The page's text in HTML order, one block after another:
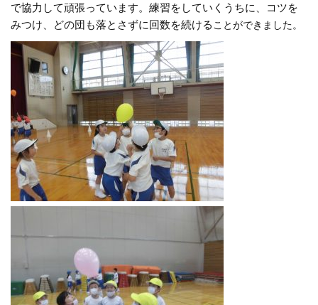
で協力して頑張っています。練習をしていくうちに、コツを
みつけ、どの団も落とさずに回数を続ける ことができました。